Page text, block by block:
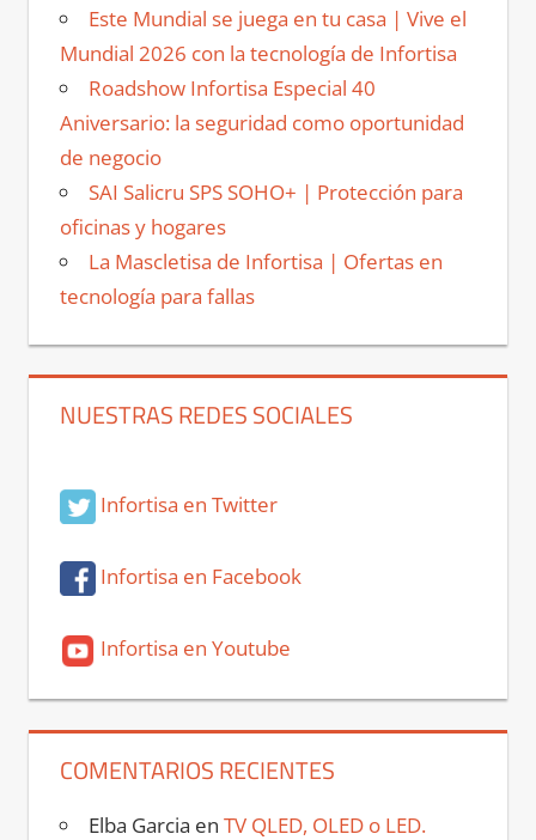
Este Mundial se juega en tu casa | Vive el
Mundial 2026 con la tecnología de Infortisa
Roadshow Infortisa Especial 40
Aniversario: la seguridad como oportunidad
de negocio
SAI Salicru SPS SOHO+ | Protección para
oficinas y hogares
La Mascletisa de Infortisa | Ofertas en
tecnología para fallas
NUESTRAS REDES SOCIALES
Infortisa en Twitter
Infortisa en Facebook
Infortisa en Youtube
COMENTARIOS RECIENTES
Elba Garcia en TV QLED, OLED o LED.